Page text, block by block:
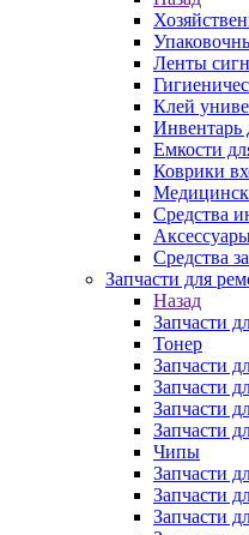
Ленты
Клей
Инвентарь
Емкости
Коврики
Средства
Средства
Запчасти для
Назад
Запчасти
Тонер
Запчасти
Запчасти
Запчасти
Запчасти
Чипы
Запчасти
Запчасти
Запчасти